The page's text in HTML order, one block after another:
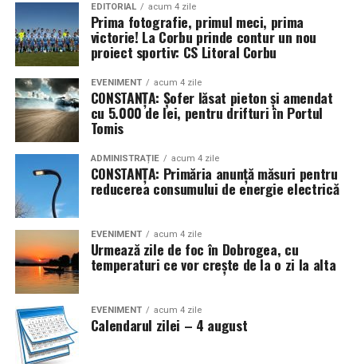
EDITORIAL acum 4 zile
Prima fotografie, primul meci, prima
victorie! La Corbu prinde contur un nou
proiect sportiv: CS Litoral Corbu
EVENIMENT acum 4 zile
CONSTANȚA: Șofer lăsat pieton și amendat
cu 5.000 de lei, pentru drifturi în Portul
Tomis
ADMINISTRAȚIE acum 4 zile
CONSTANȚA: Primăria anunță măsuri pentru
reducerea consumului de energie electrică
EVENIMENT acum 4 zile
Urmează zile de foc în Dobrogea, cu
temperaturi ce vor crește de la o zi la alta
EVENIMENT acum 4 zile
Calendarul zilei – 4 august